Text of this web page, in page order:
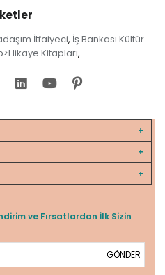
İtfaiyeci, İş Bankası Kültür
Kitapları,
ve Fırsatlardan İlk Sizin
GÖNDER